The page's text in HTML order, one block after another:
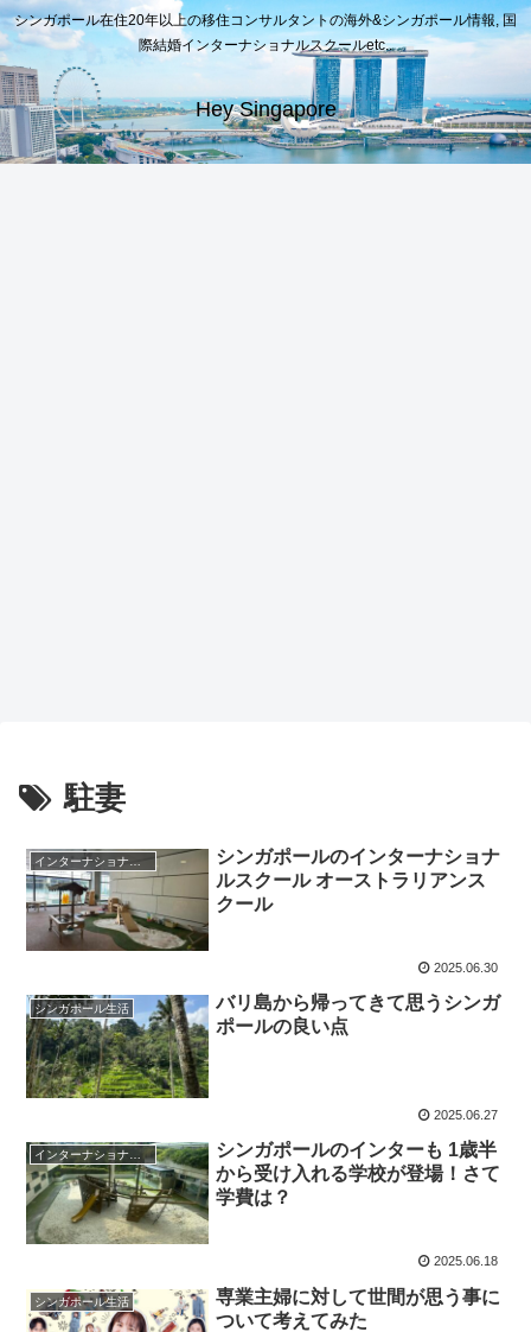
シンガポール在住20年以上の移住コンサルタントの海外&シンガポール情報, 国
際結婚インターナショナルスクールetc..
Hey Singapore
駐妻
インターナショナルスクール
シンガポールのインターナショナ
ルスクール オーストラリアンス
クール
2025.06.30
シンガポール生活
バリ島から帰ってきて思うシンガ
ポールの良い点
2025.06.27
インターナショナルスクール
シンガポールのインターも 1歳半
から受け入れる学校が登場！さて
学費は？
2025.06.18
シンガポール生活
専業主婦に対して世間が思う事に
ついて考えてみた